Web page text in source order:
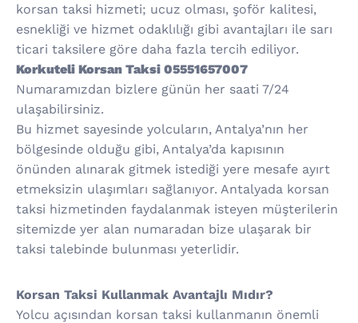
korsan taksi hizmeti; ucuz olması, şoför kalitesi,
esnekliği ve hizmet odaklılığı gibi avantajları ile sarı
ticari taksilere göre daha fazla tercih ediliyor.
Korkuteli Korsan Taksi 05551657007
Numaramızdan bizlere günün her saati 7/24
ulaşabilirsiniz.
Bu hizmet sayesinde yolcuların, Antalya’nın her
bölgesinde olduğu gibi, Antalya’da kapısının
önünden alınarak gitmek istediği yere mesafe ayırt
etmeksizin ulaşımları sağlanıyor. Antalyada korsan
taksi hizmetinden faydalanmak isteyen müşterilerin
sitemizde yer alan numaradan bize ulaşarak bir
taksi talebinde bulunması yeterlidir.
Korsan Taksi Kullanmak Avantajlı Mıdır?
Yolcu açısından korsan taksi kullanmanın önemli